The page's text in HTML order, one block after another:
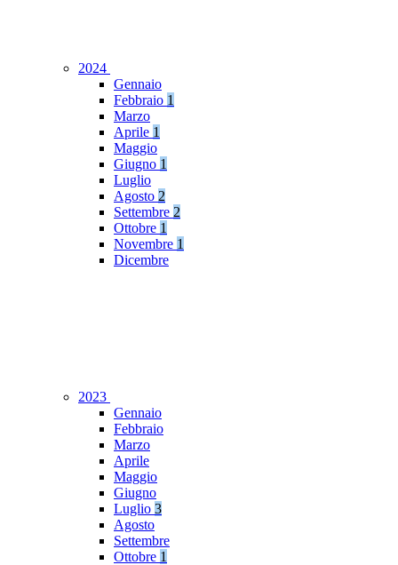
2024
Gennaio
Febbraio 1
Marzo
Aprile 1
Maggio
Giugno 1
Luglio
Agosto 2
Settembre 2
Ottobre 1
Novembre 1
Dicembre
2023
Gennaio
Febbraio
Marzo
Aprile
Maggio
Giugno
Luglio 3
Agosto
Settembre
Ottobre 1